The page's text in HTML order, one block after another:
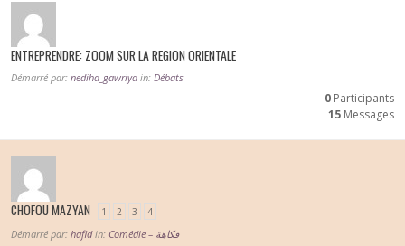
ENTREPRENDRE: ZOOM SUR LA REGION ORIENTALE
Démarré par: nediha_gawriya in: Débats
0 Participants
15 Messages
CHOFOU MAZYAN 1 2 3 4
Démarré par: hafid in: Comédie – فكاهة